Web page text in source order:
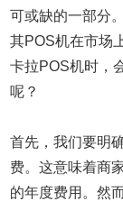
可或缺的一部分
其POS机在市场
卡拉POS机时，
呢？
首先，我们要明
费。这意味着商
的年度费用。然